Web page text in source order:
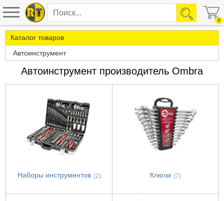
0
Каталог товаров
Автоинструмент
Автоинструмент производитель Ombra
Наборы инструментов (2) Ключи (7)